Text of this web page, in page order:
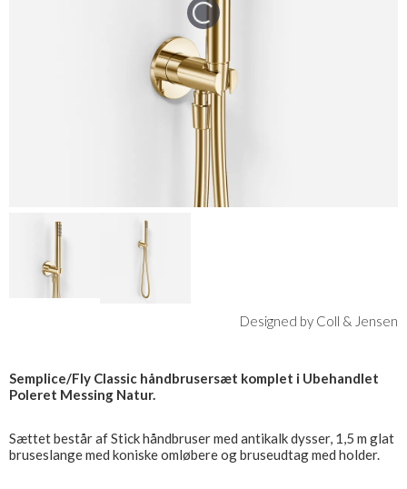
Designed by Coll & Jensen
Semplice/Fly Classic håndbrusersæt komplet i Ubehandlet
Poleret Messing Natur.
Sættet består af Stick håndbruser med antikalk dysser, 1,5 m glat
bruseslange med koniske omløbere og bruseudtag med holder.